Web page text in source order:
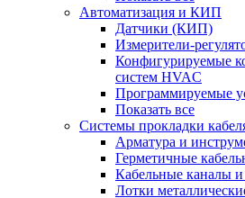
Автоматизация и КИП
Датчики (КИП)
Измерители-
Конфигурируемые
систем HVAC
Программируемые
Показать все
Системы прокладки
Арматура и
Герметичные
Кабельные каналы и
Лотки